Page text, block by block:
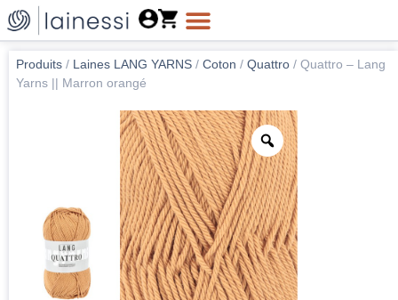
Produits / Laines LANG YARNS / Coton / Quattro / Quattro – Lang
Yarns || Marron orangé